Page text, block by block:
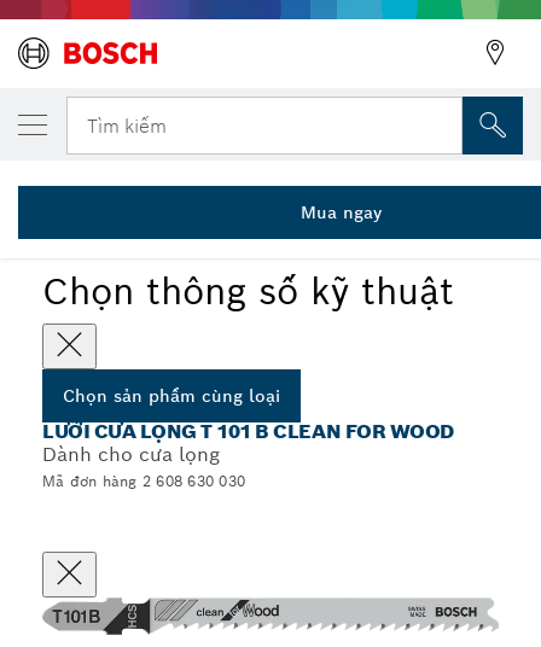
Tìm kiếm
... Lưỡi cưa lọng T 101 B Clean for Wood
Chọn thông số kỹ thuật
Chọn sản phẩm cùng loại
LƯỠI CƯA LỌNG T 101 B CLEAN FOR WOOD
Dành cho cưa lọng
Mã đơn hàng 2 608 630 030
SẢN PHẨM CÙNG LOẠI ĐÃ CHỌN
Lưỡi cưa lọng T 101 B
2 608 630 030
Mua ngay